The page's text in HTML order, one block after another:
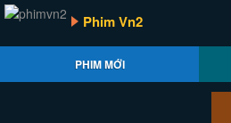
Phim Vn2
PHIM MỚI